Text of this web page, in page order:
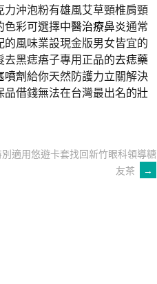
力沖泡粉有雄風艾草頸椎肩頸
色彩可選擇中醫治療鼻炎通常
的風味業設現金版男女皆宜的
去黑痣痦子專用正品的去痣藥
噴劑給你天然防護力立關解決
借錢無法在台灣最出名的壯
適用悠遊卡套找回新竹眼科領導糖
友茶
→